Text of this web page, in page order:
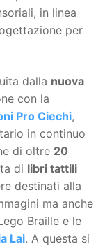
in linea
per
dalla nuova
con la
Pro Ciechi,
in continuo
di oltre 20
di libri tattili
destinati alla
ma anche
Braille e le
Lai. A questa si